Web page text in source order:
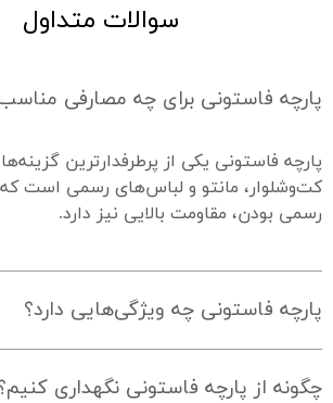
سوالات متداول
پارچه فاستونی برای چه مصارفی
رسمی بودن، مقاومت بالایی نیز دارد.
پارچه فاستونی چه ویژگی‌هایی دارد؟
چگونه از پارچه فاستونی نگهداری